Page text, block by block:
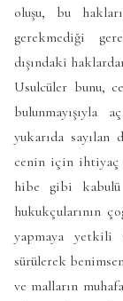
oluşu, bu
gerekmediği
dışındaki
Usulcüler bunu,
bulunmayışıyla
yukarıda sayılan
cenin için ihtiyaç
hibe gibi kabulü
hukukçularının
yapmaya yetkili
sürülerek
ve malların